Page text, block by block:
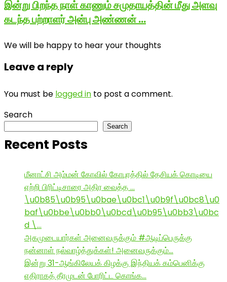
இன்று பிறந்த நாள் காணும் சமுதாயத்தின் மீது அளவு
கடந்த பற்றாளர் அன்பு அண்ணன் …
We will be happy to hear your thoughts
Leave a reply
You must be logged in to post a comment.
Search
Search
Recent Posts
மீனாட்சி அம்மன் கோவில் கோபுரத்தில் தேசியக் கொடியை
ஏற்றி பிரிட்டிசாரை அதிர வைத்த …
\u0b85\u0b95\u0bae\u0bc1\u0b9f\u0bc8\u0
baf\u0bbe\u0bb0\u0bcd\u0b95\u0bb3\u0bc
d \…
அகமுடையார்கள் அனைவருக்கும் #ஆடிப்பெருக்கு
நன்னாள் நல்வாழ்த்துக்கள்! அனைவருக்கும்…
இன்று 31-ஆங்கிலேயக் கிழக்கு இந்தியக் கம்பெனிக்கு
எதிராகத் தீரமுடன் போரிட்ட கொங்க…